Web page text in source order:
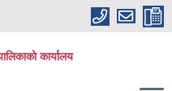
कार्यालय